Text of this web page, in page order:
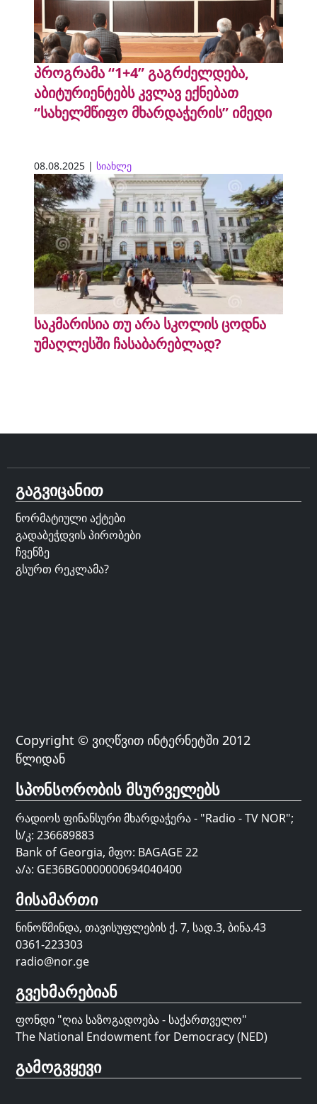
პროგრამა “1+4” გაგრძელდება,
აბიტურიენტებს კვლავ ექნებათ
“სახელმწიფო მხარდაჭერის” იმედი
08.08.2025 | სიახლე
საკმარისია თუ არა სკოლის ცოდნა
უმაღლესში ჩასაბარებლად?
გაგვიცანით
ნორმატიული აქტები
გადაბეჭდვის პირობები
ჩვენზე
გსურთ რეკლამა?
Copyright © ვიღწვით ინტერნეტში 2012
წლიდან
სპონსორობის მსურველებს
რადიოს ფინანსური მხარდაჭერა - "Radio - TV NOR";
ს/კ: 236689883
Bank of Georgia, მფო: BAGAGE 22
ა/ა: GE36BG0000000694040400
მისამართი
ნინოწმინდა, თავისუფლების ქ. 7, სად.3, ბინა.43
0361-223303
radio@nor.ge
გვეხმარებიან
ფონდი "ღია საზოგადოება - საქართველო"
The National Endowment for Democracy (NED)
გამოგვყევი